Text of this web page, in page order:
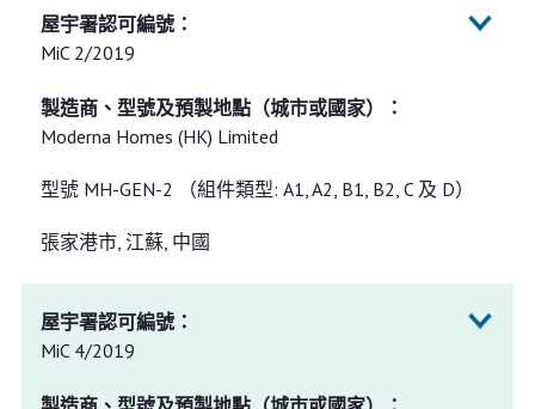
MiC 2/2019
Moderna Homes (HK) Limited
型號 MH-GEN-2 （組件類型: A1, A2, B1, B2, C 及 D）
張家港市, 江蘇, 中國
MiC 4/2019